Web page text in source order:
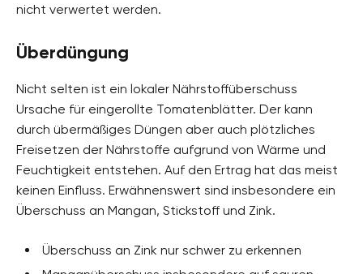
nicht verwertet werden.
Überdüngung
Nicht selten ist ein lokaler Nährstoffüberschuss
Ursache für eingerollte Tomatenblätter. Der kann
durch übermäßiges Düngen aber auch plötzliches
Freisetzen der Nährstoffe aufgrund von Wärme und
Feuchtigkeit entstehen. Auf den Ertrag hat das meist
keinen Einfluss. Erwähnenswert sind insbesondere ein
Überschuss an Mangan, Stickstoff und Zink.
Überschuss an Zink nur schwer zu erkennen